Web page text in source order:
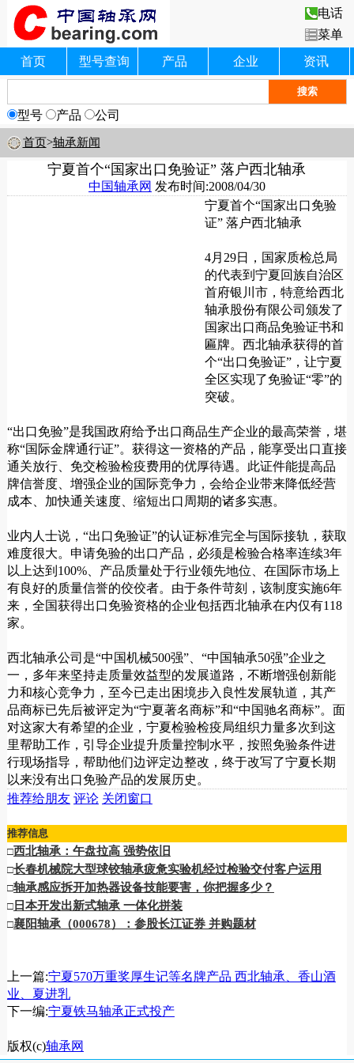
电话
菜单
首页
型号查询 产品 企业 资讯
型号 产品 公司
首页>轴承新闻
宁夏首个“国家出口免验证” 落户西北轴承
中国轴承网 发布时间:2008/04/30
宁夏首个“国家出口免验
证” 落户西北轴承
4月29日，国家质检总局
的代表到宁夏回族自治区
首府银川市，特意给西北
轴承股份有限公司颁发了
国家出口商品免验证书和
匾牌。西北轴承获得的首
个“出口免验证”，让宁夏
全区实现了免验证“零”的
突破。
“出口免验”是我国政府给予出口商品生产企业的最高荣誉，堪
称“国际金牌通行证”。获得这一资格的产品，能享受出口直接
通关放行、免交检验检疫费用的优厚待遇。此证件能提高品
牌信誉度、增强企业的国际竞争力，会给企业带来降低经营
成本、加快通关速度、缩短出口周期的诸多实惠。
业内人士说，“出口免验证”的认证标准完全与国际接轨，获取
难度很大。申请免验的出口产品，必须是检验合格率连续3年
以上达到100%、产品质量处于行业领先地位、在国际市场上
有良好的质量信誉的佼佼者。由于条件苛刻，该制度实施6年
来，全国获得出口免验资格的企业包括西北轴承在内仅有118
家。
西北轴承公司是“中国机械500强”、“中国轴承50强”企业之
一，多年来坚持走质量效益型的发展道路，不断增强创新能
力和核心竞争力，至今已走出困境步入良性发展轨道，其产
品商标已先后被评定为“宁夏著名商标”和“中国驰名商标”。面
对这家大有希望的企业，宁夏检验检疫局组织力量多次到这
里帮助工作，引导企业提升质量控制水平，按照免验条件进
行现场指导，帮助他们边评定边整改，终于改写了宁夏长期
以来没有出口免验产品的发展历史。
推荐给朋友 评论 关闭窗口
推荐信息
□西北轴承：午盘拉高 强势依旧
□长春机械院大型球铰轴承疲惫实验机经过检验交付客户运用
□轴承感应拆开加热器设备技能要害，你把握多少？
□日本开发出新式轴承 一体化拼装
□襄阳轴承（000678）：参股长江证券 并购题材
上一篇:宁夏570万重奖厚生记等名牌产品 西北轴承、香山酒
业、夏进乳
下一编:宁夏铁马轴承正式投产
版权(c)轴承网